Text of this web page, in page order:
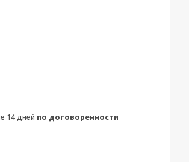
14 дней по договоренности